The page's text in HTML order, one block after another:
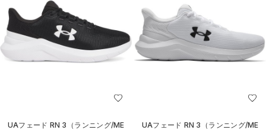
UAフェード RN 3（ランニング/ME
UAフェード RN 3（ランニング/ME